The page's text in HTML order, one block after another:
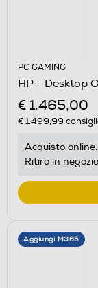
PC GAMING
HP - Desktop
€ 1.465,00
€ 1.499,99
Acquisto online:
Ritiro in
Aggiungi M365